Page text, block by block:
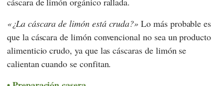
¿La cáscara de limón está cruda? Lo más probable es
que la cáscara de limón convencional no sea un producto
alimenticio crudo, ya que las cáscaras de limón se
calientan cuando se confitan.